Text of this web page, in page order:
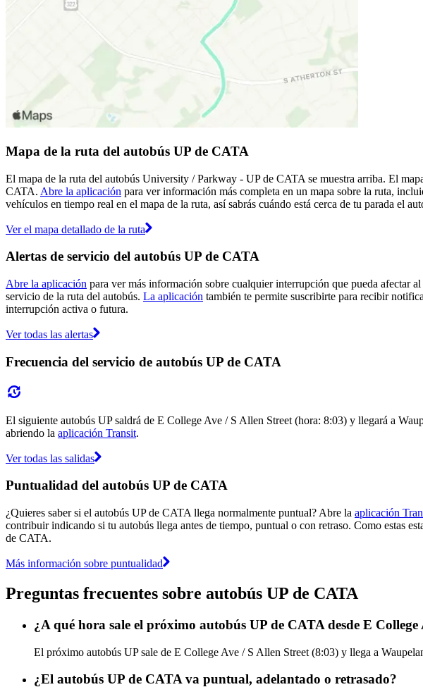
Mapa de la ruta del autobús UP de CATA
El mapa de la ruta del autobús University / Parkway - UP de CATA se muestra arriba. El
CATA. Abre la aplicación para ver información más completa en un mapa sobre la ruta,
vehículos en tiempo real en el mapa de la ruta, así sabrás cuándo está cerca de tu parada el
Ver el mapa detallado de la ruta
Alertas de servicio del autobús UP de CATA
Abre la aplicación para ver más información sobre cualquier interrupción que pueda afectar
servicio de la ruta del autobús. La aplicación también te permite suscribirte para recibir
interrupción activa o futura.
Ver todas las alertas
Frecuencia del servicio de autobús UP de CATA
El siguiente autobús UP saldrá de E College Ave / S Allen Street (hora: 8:03) y llegará a
abriendo la aplicación Transit.
Ver todas las salidas
Puntualidad del autobús UP de CATA
¿Quieres saber si el autobús UP de CATA llega normalmente puntual? Abre la aplicación
contribuir indicando si tu autobús llega antes de tiempo, puntual o con retraso. Como estas
de CATA.
Más información sobre puntualidad
Preguntas frecuentes sobre autobús UP de CATA
¿A qué hora sale el próximo autobús UP de CATA desde E College
El próximo autobús UP sale de E College Ave / S Allen Street (8:03) y llega a
¿El autobús UP de CATA va puntual, adelantado o retrasado?